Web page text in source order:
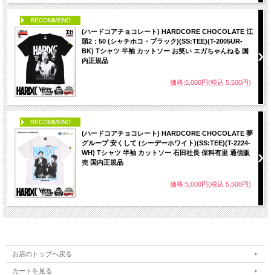
(ハードコアチョコレート) HARDCORE CHOCOLATE 江
頭2：50 (シャチホコ・ブラック)(SS:TEE)(T-2005UR-
BK) Tシャツ 半袖 カットソー お笑い エガちゃんねる 国
内正規品
価格:5,000円(税込 5,500円)
(ハードコアチョコレート) HARDCORE CHOCOLATE 夢
グループ 安くして (シーデーホワイト)(SS:TEE)(T-2224-
WH) Tシャツ 半袖 カットソー 石田社長 保科有里 通信販
売 国内正規品
価格:5,000円(税込 5,500円)
お店のトップへ戻る
カートを見る